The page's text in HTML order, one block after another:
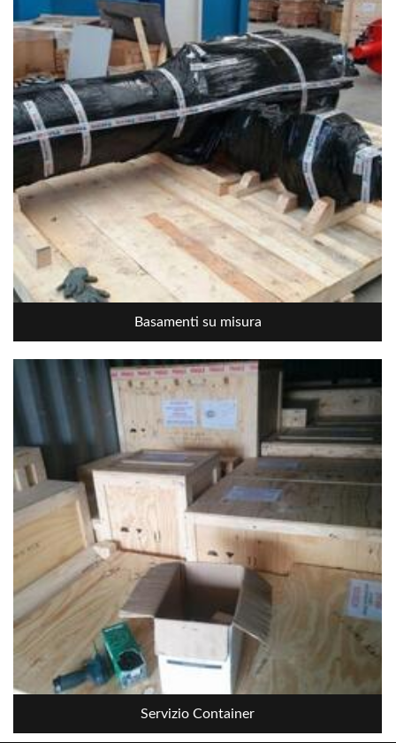
Basamenti su misura
Servizio Container